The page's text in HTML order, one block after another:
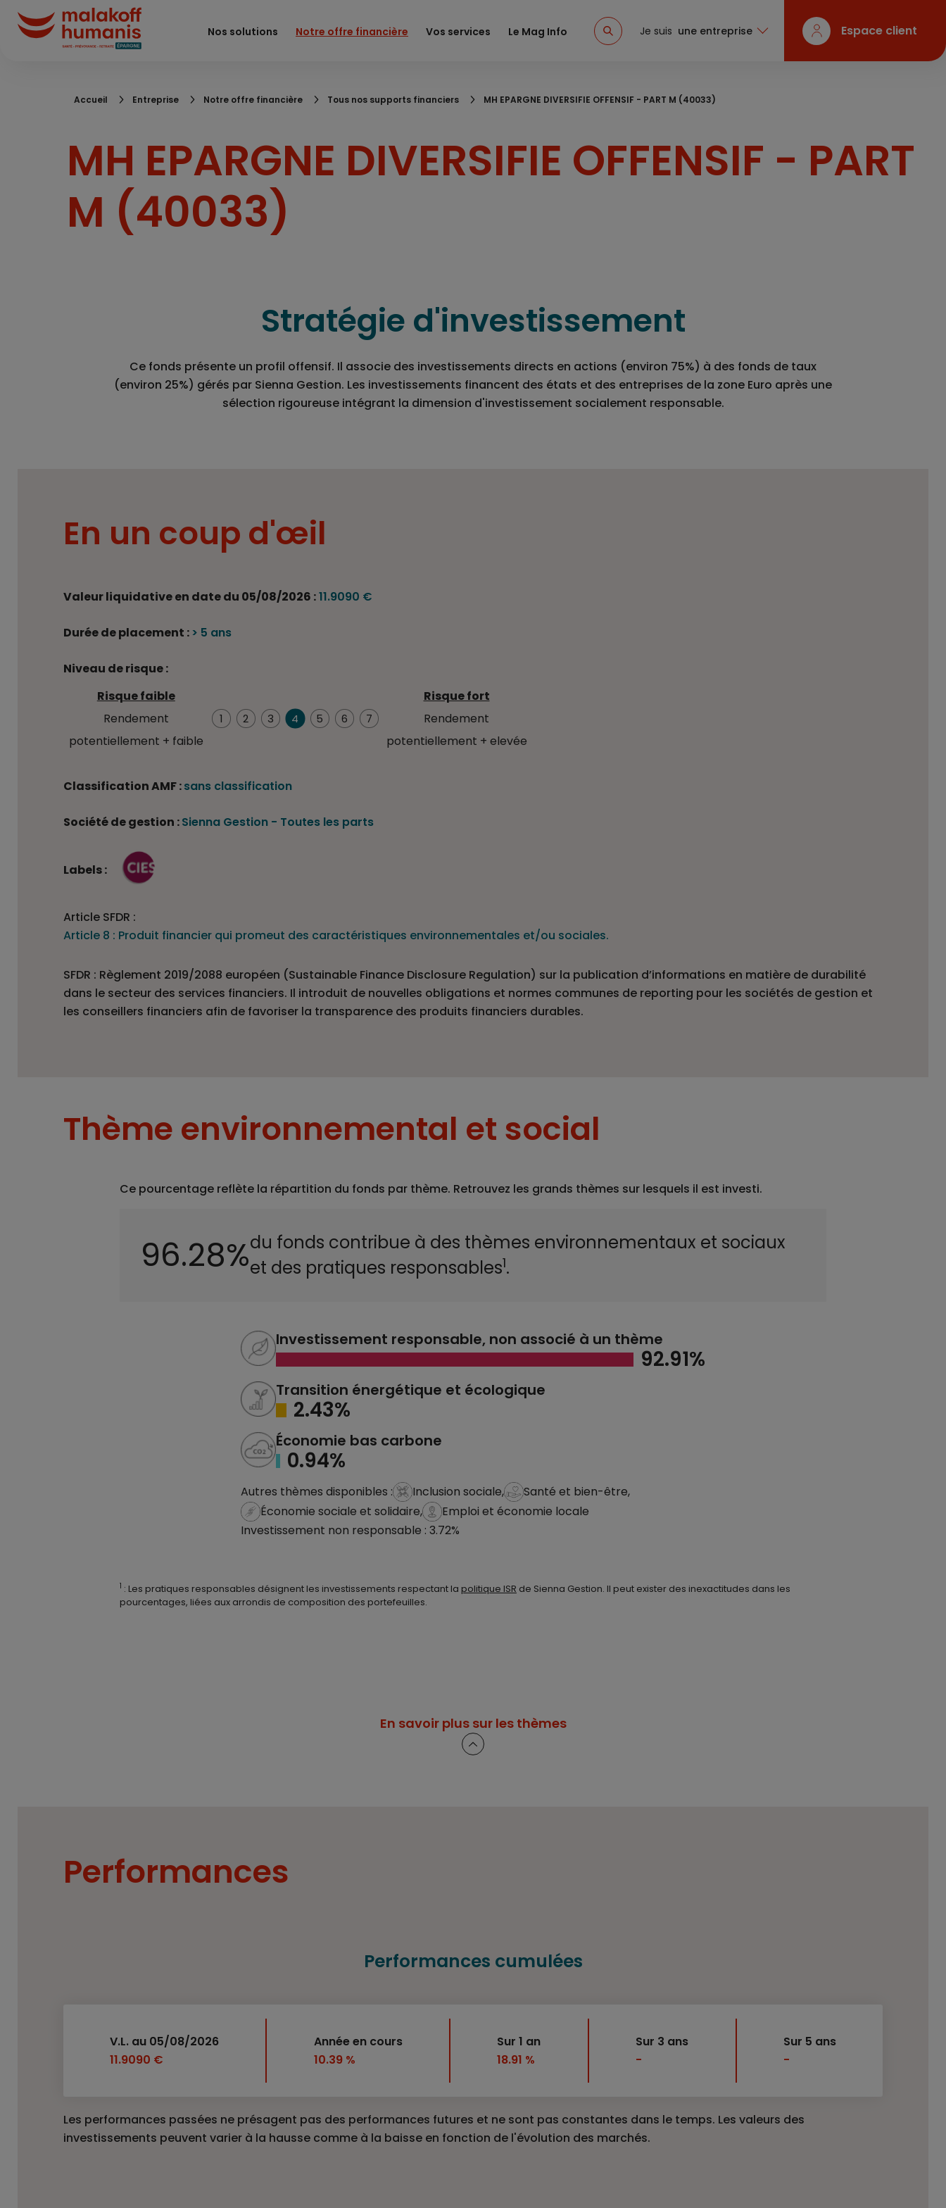
Aller
contenu
Nos solutions Notre offre financière Vos services Le Mag Info Je suis une entreprise Espace client
Fil
Accueil Entreprise Notre offre financière Tous nos supports financiers MH EPARGNE DIVERSIFIE OFFENSIF - PART M (40033)
MH EPARGNE DIVERSIFIE OFFENSIF - PART
M (40033)
Stratégie d'investissement
Ce fonds présente un profil offensif. Il associe des investissements directs en actions (environ 75%) à des fonds de taux
(environ 25%) gérés par Sienna Gestion. Les investissements financent des états et des entreprises de la zone Euro après une
sélection rigoureuse intégrant la dimension d'investissement socialement responsable.
En un coup d'œil
Valeur liquidative en date du 05/08/2026 :11.9090 €
Durée de placement : > 5 ans
Niveau de risque :
Risque faible
Rendement
potentiellement + faible
1 2 3 4
4/7 5 6 7
Risque fort
Rendement
potentiellement + elevée
Classification AMF :sans classification
Société de gestion :Sienna Gestion - Toutes les parts
Labels :
Article SFDR :
Article 8 : Produit financier qui promeut des caractéristiques environnementales et/ou sociales.
SFDR : Règlement 2019/2088 européen (Sustainable Finance Disclosure Regulation) sur la publication d’informations en matière de durabilité
dans le secteur des services financiers. Il introduit de nouvelles obligations et normes communes de reporting pour les sociétés de gestion et
les conseillers financiers afin de favoriser la transparence des produits financiers durables.
Thème environnemental et social
Ce pourcentage reflète la répartition du fonds par thème. Retrouvez les grands thèmes sur lesquels il est investi.
96.28%du fonds contribue à des thèmes environnementaux et sociaux
et des pratiques responsables1.
Investissement responsable, non associé à un thème
92.91%
Transition énergétique et écologique
2.43%
Économie bas carbone
0.94%
Autres thèmes disponibles : Inclusion sociale,
Santé et bien-être,
Économie sociale et solidaire,
Emploi et économie locale
Investissement non responsable : 3.72%
1 : Les pratiques responsables désignent les investissements respectant la politique ISR de Sienna Gestion. Il peut exister des inexactitudes dans les
pourcentages, liées aux arrondis de composition des portefeuilles.
En savoir plus sur les thèmes
Performances
Performances cumulées
V.L. au 05/08/2026
11.9090 €
Année en cours
10.39 %
Sur 1 an
18.91 %
Sur 3 ans
-
Sur 5 ans
-
Les performances passées ne présagent pas des performances futures et ne sont pas constantes dans le temps. Les valeurs des
investissements peuvent varier à la hausse comme à la baisse en fonction de l'évolution des marchés.